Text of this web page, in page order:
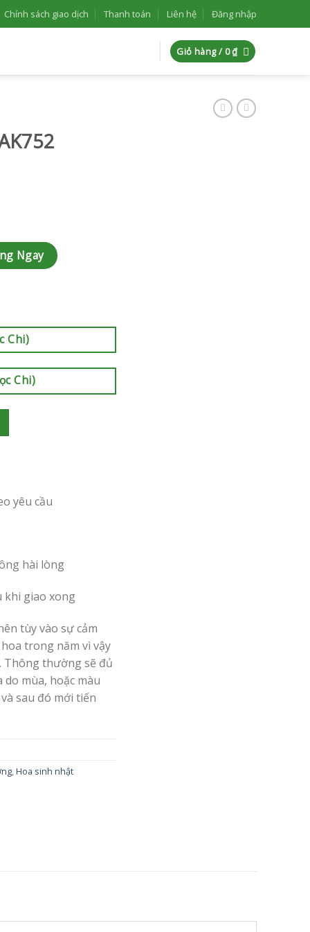
Chính sách giao dịch Thanh toán Liên hệ Đăng nhập
Giỏ hàng / 0₫
Ngay
Chi)
Chi)
yêu cầu
hài lòng
khi giao xong
tùy vào sự cảm
trong năm vì vậy
Thông thường sẽ đủ
mùa, hoặc màu
sau đó mới tiến
,Hoa sinh nhật